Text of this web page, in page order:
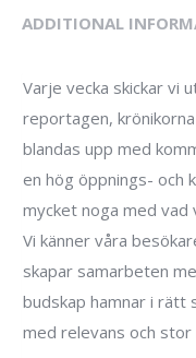
ADDITIONAL
Varje vecka skickar vi
reportagen,
blandas upp med
en hög öppnings- och
mycket noga med vad
Vi känner våra
skapar samarbeten
budskap hamnar i rätt
med relevans och stor